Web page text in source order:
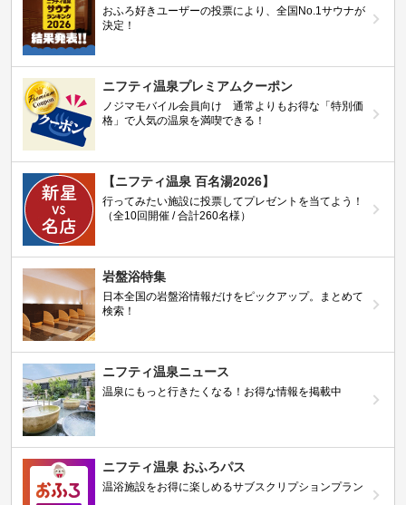
おふろ好きユーザーの投票により、全国No.1サウナが
決定！
ニフティ温泉プレミアムクーポン
ノジマモバイル会員向け 通常よりもお得な「特別価
格」で人気の温泉を満喫できる！
【ニフティ温泉 百名湯2026】
行ってみたい施設に投票してプレゼントを当てよう！
（全10回開催 / 合計260名様）
岩盤浴特集
日本全国の岩盤浴情報だけをピックアップ。まとめて
検索！
ニフティ温泉ニュース
温泉にもっと行きたくなる！お得な情報を掲載中
ニフティ温泉 おふろパス
温浴施設をお得に楽しめるサブスクリプションプラン